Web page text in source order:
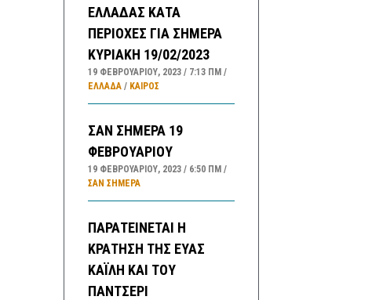
ΕΛΛΑΔΑΣ ΚΑΤΑ
ΠΕΡΙΟΧΕΣ ΓΙΑ ΣΗΜΕΡΑ
ΚΥΡΙΑΚΗ 19/02/2023
19 ΦΕΒΡΟΥΑΡΊΟΥ, 2023 7:13 ΠΜ
ΕΛΛΑΔA/ ΚΑΙΡΌΣ
ΣΑΝ ΣΗΜΕΡΑ 19
ΦΕΒΡΟΥΑΡΙΟΥ
19 ΦΕΒΡΟΥΑΡΊΟΥ, 2023 6:50 ΠΜ
ΣΑΝ ΣΉΜΕΡΑ
ΠΑΡΑΤΕΙΝΕΤΑΙ Η
ΚΡΑΤΗΣΗ ΤΗΣ ΕΥΑΣ
ΚΑΪΛΗ ΚΑΙ ΤΟΥ
ΠΑΝΤΣΕΡΙ